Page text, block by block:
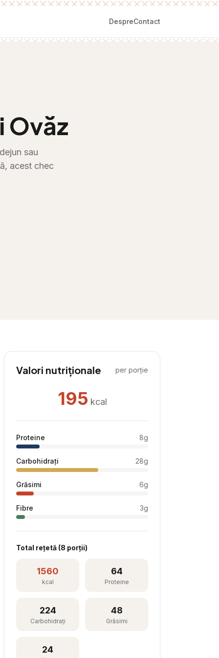
DespreContact
Ovăz
sau
acest chec
Valori nutriționale per porție
195 kcal
Proteine 8g
Carbohidrați 28g
Grăsimi 6g
Fibre 3g
Total rețetă (8 porții)
1560
kcal
64
Proteine
224
Carbohidrați
48
Grăsimi
24